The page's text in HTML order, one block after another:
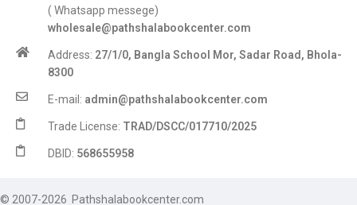
( Whatsapp messege)
wholesale@pathshalabookcenter.com
Address: 27/1/0, Bangla School Mor, Sadar Road, Bhola-
8300
E-mail: admin@pathshalabookcenter.com
Trade License: TRAD/DSCC/017710/2025
DBID: 568655958
© 2007-2026 Pathshalabookcenter.com